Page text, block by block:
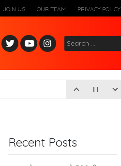
JOIN US OUR TEAM PRIVACY POLICY
Twitt
er
Yout
ube
Inst
agr
Search
for:
Recent Posts